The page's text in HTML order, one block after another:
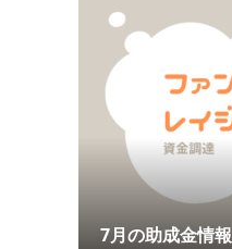
7月の助成金情報